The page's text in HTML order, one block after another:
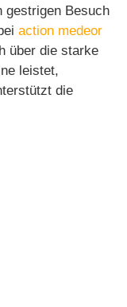
gestrigen Besuch
action medeor
über die starke
leistet,
die